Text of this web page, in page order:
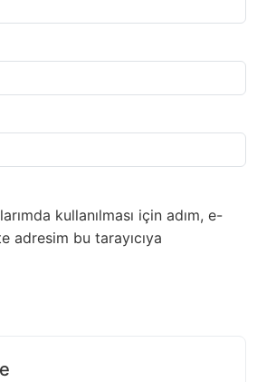
kullanılması için adım, e-
adresim bu tarayıcıya